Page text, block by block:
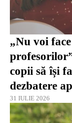
„Nu voi
copii să își
dezbatere
31 IULIE 2026